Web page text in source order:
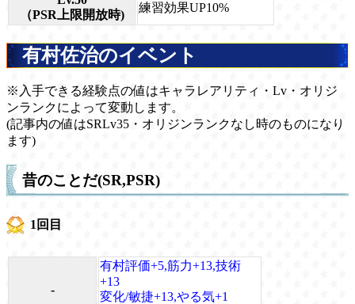
（PSR上限開放時)
練習効果UP10%
有村佐治のイベント
※入手できる経験点の値はキャラレアリティ・Lv・オリジ
ンランクによって変動します。
(記事内の値はSRLv35・オリジンランクなし時のものになり
ます)
昔のことだ(SR,PSR)
1回目
-
有村評価+5,筋力+13,技術
+13
変化/敏捷+13,やる気+1